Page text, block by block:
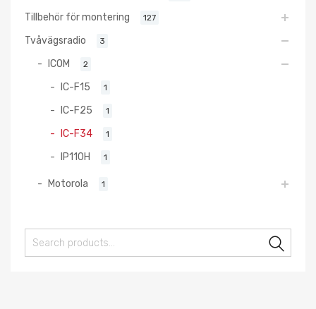
Tillbehör för montering 127
Tvåvägsradio 3
ICOM 2
IC-F15 1
IC-F25 1
IC-F34 1
IP110H 1
Motorola 1